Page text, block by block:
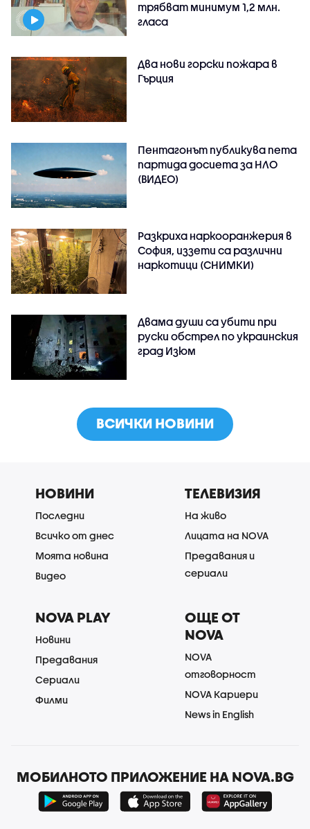
трябват минимум 1,2 млн.
гласа
Два нови горски пожара в
Гърция
Пентагонът публикува пета
партида досиета за НЛО
(ВИДЕО)
Разкриха наркооранжерия в
София, иззети са различни
наркотици (СНИМКИ)
Двама души са убити при
руски обстрeл по украинския
град Изюм
ВСИЧКИ НОВИНИ
НОВИНИ
Последни
Всичко от днес
Моята новина
Видео
ТЕЛЕВИЗИЯ
На живо
Лицата на NOVA
Предавания и
сериали
NOVA PLAY
Новини
Предавания
Сериали
Филми
ОЩЕ ОТ
NOVA
NOVA
отговорност
NOVA Кариери
News in English
МОБИЛНОТО ПРИЛОЖЕНИЕ НА NOVA.BG